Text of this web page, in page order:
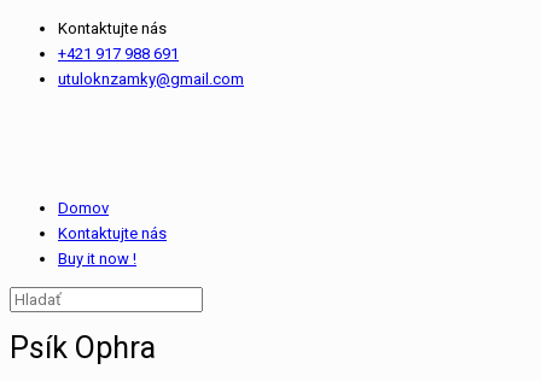
Kontaktujte nás
+421 917 988 691
utuloknzamky@gmail.com
Domov
Kontaktujte nás
Buy it now !
Psík Ophra